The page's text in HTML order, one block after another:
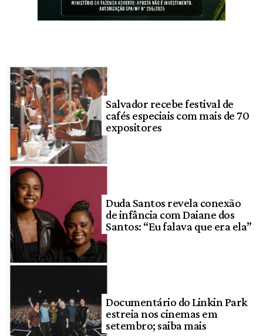
Salvador recebe festival de
cafés especiais com mais de 70
expositores
Duda Santos revela conexão
de infância com Daiane dos
Santos: “Eu falava que era ela”
Documentário do Linkin Park
estreia nos cinemas em
setembro; saiba mais